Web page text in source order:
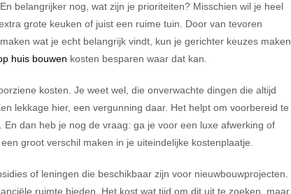
belangrijker nog, wat zijn je prioriteiten? Misschien wil je heel
grote keuken of juist een ruime tuin. Door van tevoren
wat je echt belangrijk vindt, kun je gerichter keuzes maken
huis bouwen kosten besparen waar dat kan.
kosten. Je weet wel, die onverwachte dingen die altijd
lekkage hier, een vergunning daar. Het helpt om voorbereid te
dan heb je nog de vraag: ga je voor een luxe afwerking of
groot verschil maken in je uiteindelijke kostenplaatje.
of leningen die beschikbaar zijn voor nieuwbouwprojecten.
ruimte bieden. Het kost wat tijd om dit uit te zoeken, maar